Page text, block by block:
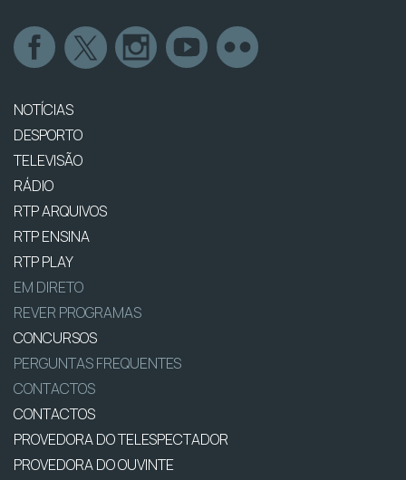
NOTÍCIAS
DESPORTO
TELEVISÃO
RÁDIO
RTP ARQUIVOS
RTP ENSINA
RTP PLAY
EM DIRETO
REVER PROGRAMAS
CONCURSOS
PERGUNTAS FREQUENTES
CONTACTOS
CONTACTOS
PROVEDORA DO TELESPECTADOR
PROVEDORA DO OUVINTE